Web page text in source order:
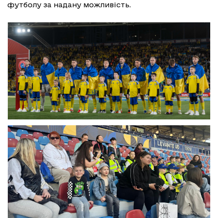
футболу за надану можливість.